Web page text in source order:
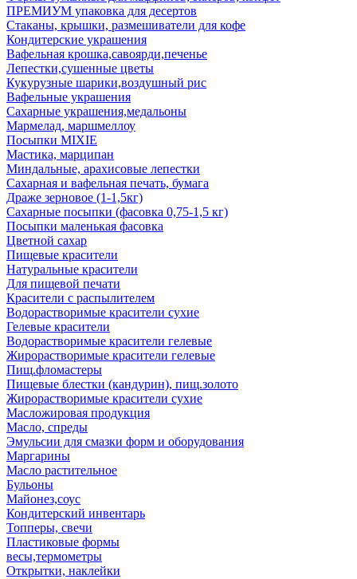
ПРЕМИУМ упаковка для десертов
Стаканы, крышки, размешиватели для кофе
Кондитерские украшения
Вафельная крошка,савоярди,печенье
Лепестки,сушенные цветы
Кукурузные шарики,воздушный рис
Вафельные украшения
Сахарные украшения,медальоны
Мармелад, маршмеллоу
Посыпки MIXIE
Мастика, марципан
Миндальные, арахисовые лепестки
Сахарная и вафельная печать, бумага
Драже зерновое (1-1,5кг)
Сахарные посыпки (фасовка 0,75-1,5 кг)
Посыпки маленькая фасовка
Цветной сахар
Пищевые красители
Натуральные красители
Для пищевой печати
Красители с распылителем
Водорастворимые красители сухие
Гелевые красители
Водорастворимые красители гелевые
Жирорастворимые красители гелевые
Пищ.фломастеры
Пищевые блестки (кандурин), пищ.золото
Жирорастворимые красители сухие
Масложировая продукция
Масло, спреды
Эмульсии для смазки форм и оборудования
Маргарины
Масло растительное
Бульоны
Майонез,соус
Кондитерский инвентарь
Топперы, свечи
Пластиковые формы
весы,термометры
Открытки, наклейки